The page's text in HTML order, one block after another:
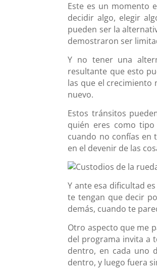
Este es un momento
decidir algo, elegir
pueden ser la
demostraron ser
Y no tener una
resultante que esto
las que el crecimiento
nuevo.
Estos tránsitos
quién eres como
cuando no confías en
en el devenir de las
Y ante esa dificultad
te tengan que decir
demás, cuando te
Otro aspecto que me
del programa invita a
dentro, en cada uno
dentro, y luego fuera